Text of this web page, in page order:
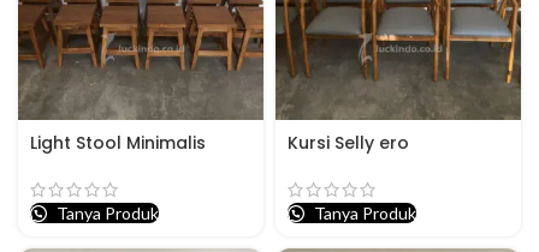
Light Stool Minimalis
Tanya Produk
Kursi Selly ero
Tanya Produk